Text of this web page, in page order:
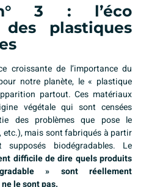
3 : l’éco
plastiques
croissante de l’importance du
notre planète, le « plastique
partout. Ces matériaux
végétale qui sont censées
des problèmes que pose le
etc.), mais sont fabriqués à partir
biodégradables. Le
difficile de dire quels produits
» sont réellement
le sont pas.